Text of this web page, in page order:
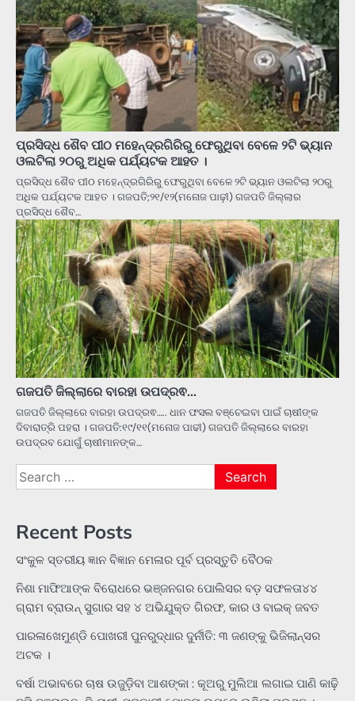
ପ୍ରସିଦ୍ଧ ଶୈବ ପୀଠ ମହେନ୍ଦ୍ରଗିରିରୁ ଫେରୁଥିବା ବେଳେ ୨ଟି ଭ୍ୟାନ
ଓଲଟିଲା ୨୦ରୁ ଅଧିକ ପର୍ଯ୍ୟଟକ ଆହତ ।
ପ୍ରସିଦ୍ଧ ଶୈବ ପୀଠ ମହେନ୍ଦ୍ରଗିରିରୁ ଫେରୁଥିବା ବେଳେ ୨ଟି ଭ୍ୟାନ ଓଲଟିଲା ୨୦ରୁ
ଅଧିକ ପର୍ଯ୍ୟଟକ ଆହତ । ଗଜପତି;୨୧/୧୨(ମନୋଜ ପାଢ଼ୀ) ଗଜପତି ଜିଲ୍ଲାର
ପ୍ରସିଦ୍ଧ ଶୈବ…
ଗଜପତି ଜିଲ୍ଲାରେ ବାରହା ଉପଦ୍ରଵ…
ଗଜପତି ଜିଲ୍ଲାରେ ବାରହା ଉପଦ୍ରଵ….. ଧାନ ଫସଲ ବଞ୍ଚେଇବା ପାଇଁ ଚାଷୀଙ୍କ
ଦିବାରାତ୍ରି ପହରା । ଗଜପତି:୧୯/୧୧(ମନୋଜ ପାଢୀ) ଗଜପତି ଜିଲ୍ଲାରେ ବାରହା
ଉପଦ୍ରବ ଯୋଗୁଁ ଚାଷୀମାନଙ୍କ…
Search
for:
Recent Posts
ସଂକୁଳ ସ୍ତରୀୟ ଜ୍ଞାନ ବିଜ୍ଞାନ ମେଳାର ପୂର୍ବ ପ୍ରସ୍ତୁତି ବୈଠକ
ନିଶା ମାଫିଆଙ୍କ ବିରୋଧରେ ଭଞ୍ଜନଗର ପୋଲିସର ବଡ଼ ସଫଳତା୪୪
ଗ୍ରାମ ବ୍ରାଉନ୍ ସୁଗାର ସହ ୪ ଅଭିଯୁକ୍ତ ଗିରଫ, କାର ଓ ବାଇକ୍ ଜବତ
ପାରଳାଖେମୁଣ୍ଡି ପୋଖରୀ ପୁନରୁଦ୍ଧାର ଦୁର୍ନୀତି: ୩ ଜଣଙ୍କୁ ଭିଜିଲାନ୍ସର
ଅଟକ ।
ବର୍ଷା ଅଭାବରେ ଚାଷ ଉଜୁଡ଼ିବା ଆଶଙ୍କା : କୂଅରୁ ମୁଲିଆ ଲଗାଇ ପାଣି କାଢ଼ି